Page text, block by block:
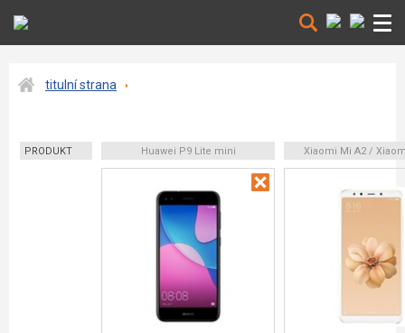
titulní strana
PRODUKT Huawei P9 Lite mini Xiaomi Mi A2 /